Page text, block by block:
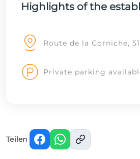
Highlights of the
Route de la Corniche,
Private parking
Teilen